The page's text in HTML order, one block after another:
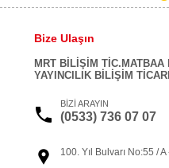
Bize Ulaşın
MRT BİLİŞİM TİC.MATBAA
YAYINCILIK BİLİŞİM
BİZİ ARAYIN
(0533) 736 07 07
100. Yıl Bulvarı No:55 /